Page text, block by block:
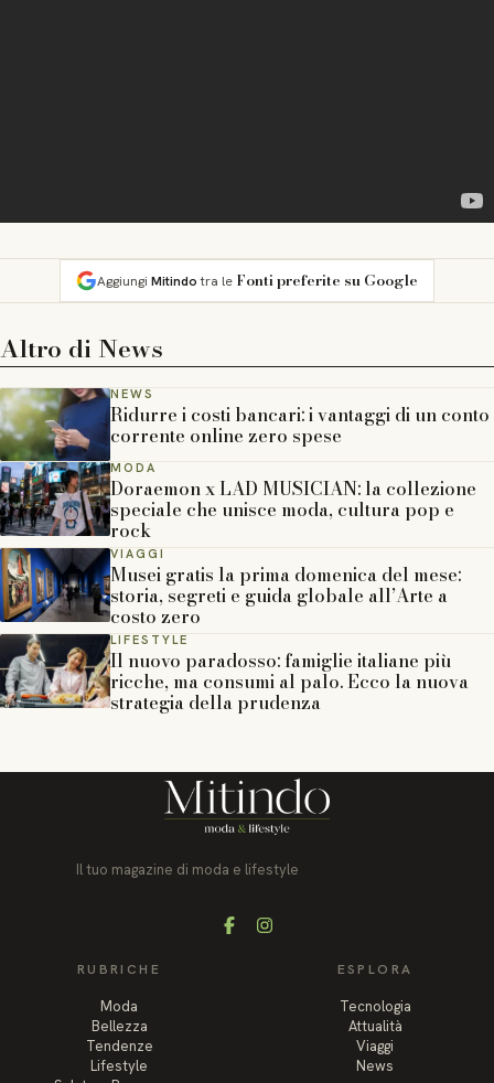
Aggiungi Mitindotra le Fonti preferite su Google
Altro di News
NEWS
Ridurre i costi bancari: i vantaggi di un conto
corrente online zero spese
MODA
Doraemon x LAD MUSICIAN: la collezione
speciale che unisce moda, cultura pop e
rock
VIAGGI
Musei gratis la prima domenica del mese:
storia, segreti e guida globale all’Arte a
costo zero
LIFESTYLE
Il nuovo paradosso: famiglie italiane più
ricche, ma consumi al palo. Ecco la nuova
strategia della prudenza
Il tuo magazine di moda e lifestyle
FacebookInstagram
RUBRICHE
Moda
Bellezza
Tendenze
Lifestyle
ESPLORA
Tecnologia
Attualità
Viaggi
News